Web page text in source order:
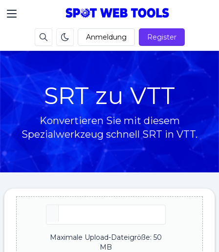
Anmeldung Register
SRT zu VTT
Konvertieren Sie mit diesem
Spezialwerkzeug schnell SRT in VTT.
Maximale Upload-Dateigröße: 50
MB